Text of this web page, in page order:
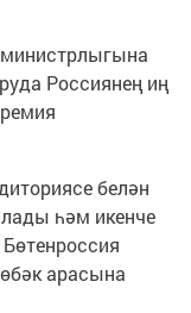
Россиянең иң
белән
һәм икенче
арасына